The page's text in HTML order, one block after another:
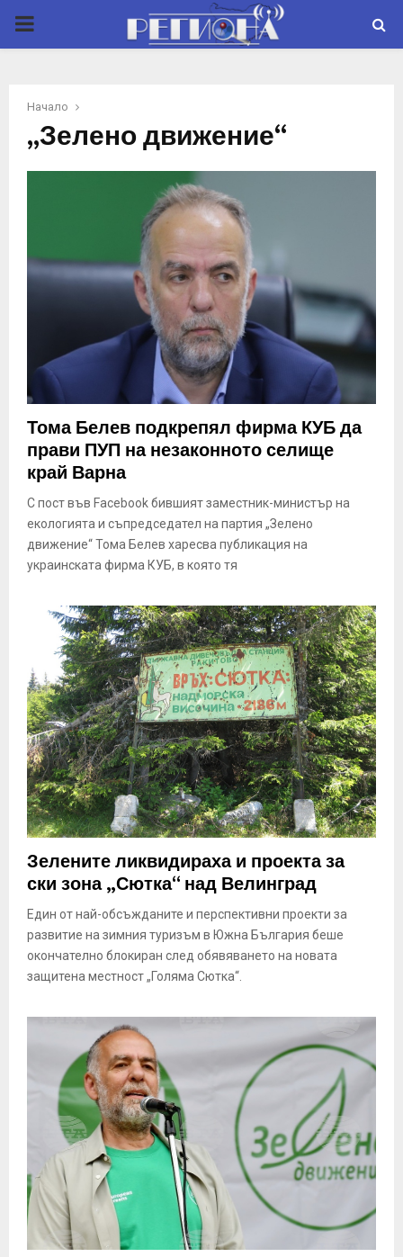
P
M
R
N
U
Начало
„Зелено движение“
Тома Белев подкрепял фирма КУБ да
прави ПУП на незаконното селище
край Варна
С пост във Facebook бившият заместник-министър на
екологията и съпредседател на партия „Зелено
движение“ Тома Белев харесва публикация на
украинската фирма КУБ, в която тя
Зелените ликвидираха и проекта за
ски зона „Сютка“ над Велинград
Един от най-обсъжданите и перспективни проекти за
развитие на зимния туризъм в Южна България беше
окончателно блокиран след обявяването на новата
защитена местност „Голяма Сютка“.